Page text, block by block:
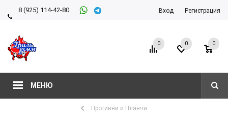
8 (925) 114-42-80
Вход Регистрация
МЕНЮ
0 0
0
Противни и Планчи